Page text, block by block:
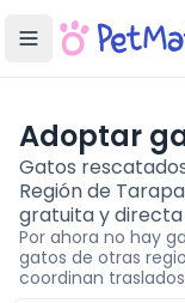
Adoptar
Gatos
Región de
gratuita y directa
Por ahora no hay
gatos de otras
coordinan